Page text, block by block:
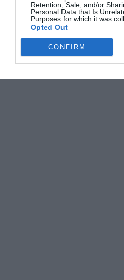
Retention, Sale, and/or
Personal Data that Is
Purposes for which it was
Opted Out
CONFIRM